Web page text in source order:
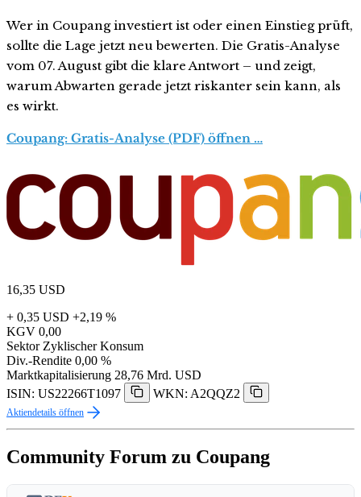
Wer in Coupang investiert ist oder einen Einstieg prüft,
sollte die Lage jetzt neu bewerten. Die Gratis-Analyse
vom 07. August gibt die klare Antwort – und zeigt,
warum Abwarten gerade jetzt riskanter sein kann, als
es wirkt.
Coupang: Gratis-Analyse (PDF) öffnen …
16,35 USD
+ 0,35 USD +2,19 %
KGV 0,00
Sektor Zyklischer Konsum
Div.-Rendite 0,00 %
Marktkapitalisierung 28,76 Mrd. USD
ISIN: US22266T1097
WKN: A2QQZ2
Aktiendetails öffnen
Community Forum zu Coupang